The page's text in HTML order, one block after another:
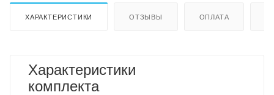
ХАРАКТЕРИСТИКИ ОТЗЫВЫ ОПЛАТА
Характеристики
комплекта